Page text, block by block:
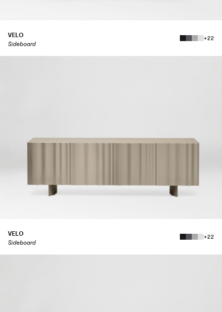
VELO
Sideboard
+22
VELO
Sideboard
+22